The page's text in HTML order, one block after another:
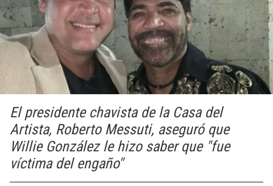
El presidente chavista de la Casa del
Artista, Roberto Messuti, aseguró que
Willie González le hizo saber que "fue
víctima del engaño"